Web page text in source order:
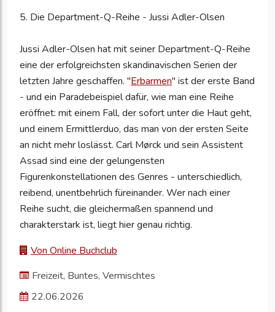
5. Die Department-Q-Reihe - Jussi Adler-Olsen
Jussi Adler-Olsen hat mit seiner Department-Q-Reihe
eine der erfolgreichsten skandinavischen Serien der
letzten Jahre geschaffen. "Erbarmen" ist der erste Band
- und ein Paradebeispiel dafür, wie man eine Reihe
eröffnet: mit einem Fall, der sofort unter die Haut geht,
und einem Ermittlerduo, das man von der ersten Seite
an nicht mehr loslässt. Carl Mørck und sein Assistent
Assad sind eine der gelungensten
Figurenkonstellationen des Genres - unterschiedlich,
reibend, unentbehrlich füreinander. Wer nach einer
Reihe sucht, die gleichermaßen spannend und
charakterstark ist, liegt hier genau richtig.
Von Online Buchclub
Freizeit, Buntes, Vermischtes
22.06.2026